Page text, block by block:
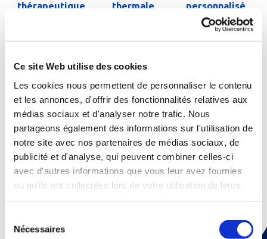
Ce site Web utilise des cookies
Les cookies nous permettent de personnaliser le contenu
et les annonces, d'offrir des fonctionnalités relatives aux
médias sociaux et d'analyser notre trafic. Nous
partageons également des informations sur l'utilisation de
notre site avec nos partenaires de médias sociaux, de
publicité et d'analyse, qui peuvent combiner celles-ci
avec d'autres informations que vous leur avez fournies
ou qu'ils ont collectées lors de votre utilisation de leurs
Nécessaires
thérapeutique
thermale
personnalisé
Saisissez les premières lettres de votre pathologie ou de
Cochez cette case si le patient est un enfant
Passer à l'étape suivante